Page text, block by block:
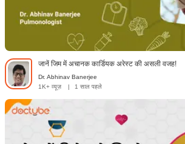
जानें जिम में अचानक कार्डियक अरेस्ट की असली वजह!
Dr. Abhinav Banerjee
1K+ व्यूज़
1 साल पहले